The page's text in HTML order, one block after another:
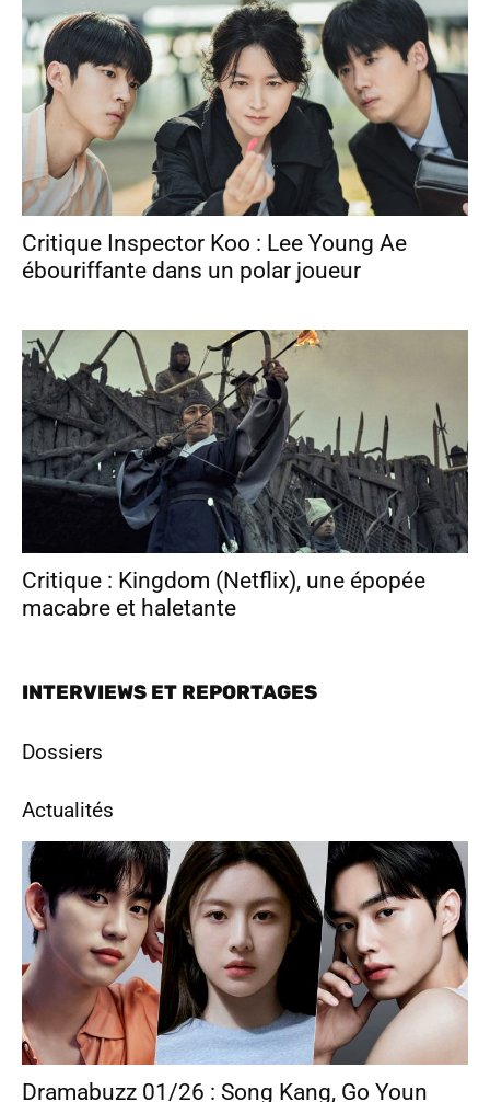
Critique Inspector Koo : Lee Young Ae
ébouriffante dans un polar joueur
Critique : Kingdom (Netflix), une épopée
macabre et haletante
INTERVIEWS ET REPORTAGES
Dossiers
Actualités
Dramabuzz 01/26 : Song Kang, Go Youn